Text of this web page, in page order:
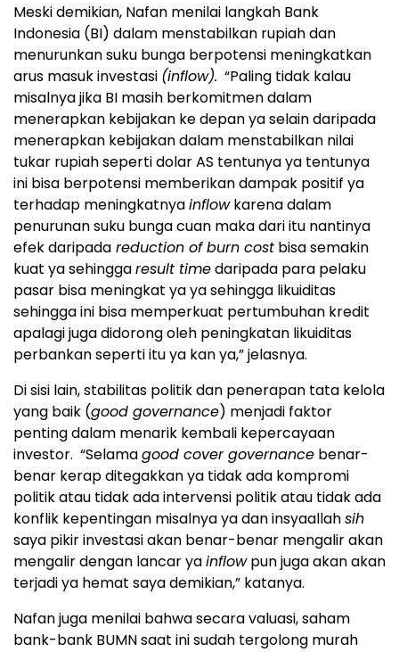
Meski demikian, Nafan menilai langkah Bank
Indonesia (BI) dalam menstabilkan rupiah dan
menurunkan suku bunga berpotensi meningkatkan
arus masuk investasi (inflow). “Paling tidak kalau
misalnya jika BI masih berkomitmen dalam
menerapkan kebijakan ke depan ya selain daripada
menerapkan kebijakan dalam menstabilkan nilai
tukar rupiah seperti dolar AS tentunya ya tentunya
ini bisa berpotensi memberikan dampak positif ya
terhadap meningkatnyainflowkarena dalam
penurunan suku bunga cuan maka dari itu nantinya
efek daripada reduction of burn cost bisa semakin
kuat ya sehinggaresult timedaripada para pelaku
pasar bisa meningkat ya ya sehingga likuiditas
sehingga ini bisa memperkuat pertumbuhan kredit
apalagi juga didorong oleh peningkatan likuiditas
perbankan seperti itu ya kan ya,” jelasnya.
Di sisi lain, stabilitas politik dan penerapan tata kelola
yang baik (good governance) menjadi faktor
penting dalam menarik kembali kepercayaan
investor. “Selamagood cover governance benar-
benar kerap ditegakkan ya tidak ada kompromi
politik atau tidak ada intervensi politik atau tidak ada
konflik kepentingan misalnya ya dan insyaallahsih
saya pikir investasi akan benar-benar mengalir akan
mengalir dengan lancar yainflowpun juga akan akan
terjadi ya hemat saya demikian,” katanya.
Nafan juga menilai bahwa secara valuasi, saham
bank-bank BUMN saat ini sudah tergolong murah